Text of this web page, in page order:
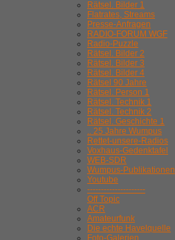
Rätsel. Bilder 1
Flatrates, Streams
Presse-Anfragen
RADIO-FORUM WGF
Radio-Puzzle
Rätsel. Bilder 2
Rätsel. Bilder 3
Rätsel. Bilder 4
Rätsel 90 Jahre
Rätsel. Person 1
Rätsel. Technik 1
Rätsel. Technik 2
Rätsel. Geschichte 1
.. 25 Jahre Wumpus
Rettet-unsere-Radios
Voxhaus-Gedenktafel
WEB-SDR
Wumpus-Publikationen
Youtube
---------------------
Off Topic
ACR
Amateurfunk
Die echte Havelquelle
Foto-Galerien